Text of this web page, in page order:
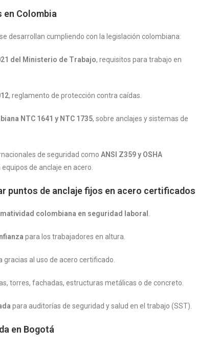
en Colombia
desarrollan cumpliendo con la legislación colombiana:
del Ministerio de Trabajo, requisitos para trabajo en
, reglamento de protección contra caídas.
NTC 1641 y NTC 1735, sobre anclajes y sistemas de
de seguridad como ANSI Z359 y OSHA
de anclaje en acero.
puntos de anclaje fijos en acero certificados
colombiana en seguridad laboral
para los trabajadores en altura.
gracias al uso de acero certificado.
torres, fachadas, estructuras metálicas o de concreto.
para auditorías de seguridad y salud en el trabajo (SST).
en Bogotá